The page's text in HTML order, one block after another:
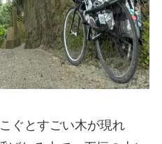
ぐとすごい木が現れ